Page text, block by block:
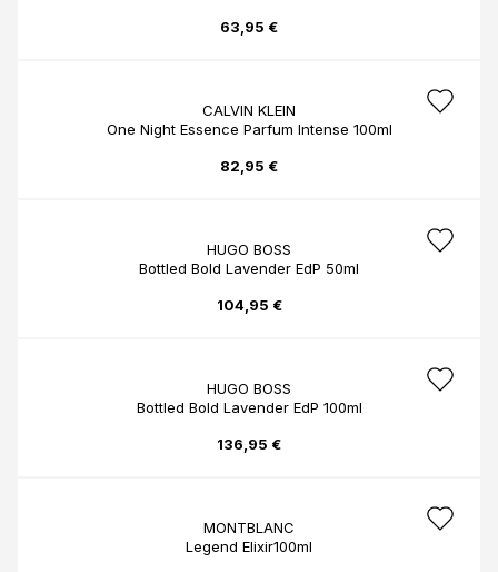
63,95 €
CALVIN KLEIN
One Night Essence Parfum Intense 100ml
82,95 €
HUGO BOSS
Bottled Bold Lavender EdP 50ml
104,95 €
HUGO BOSS
Bottled Bold Lavender EdP 100ml
136,95 €
MONTBLANC
Legend Elixir100ml